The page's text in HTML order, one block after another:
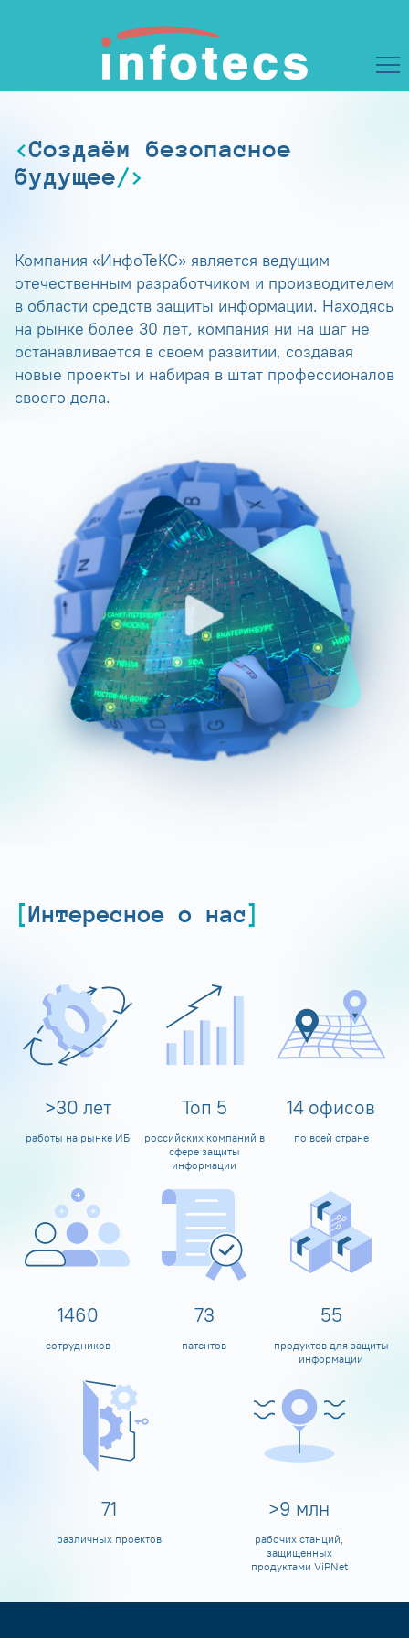
Создаём безопасное
будущее
Компания «ИнфоТеКС» является ведущим
отечественным разработчиком и производителем
в области средств защиты информации. Находясь
на рынке более 30 лет, компания ни на шаг не
останавливается в своем развитии, создавая
новые проекты и набирая в штат профессионалов
своего дела.
Интересное о нас
>30 лет
работы на рынке ИБ
Топ 5
российских компаний в
сфере защиты
информации
14 офисов
по всей стране
1599
сотрудников
80
патентов
60
продуктов для защиты
информации
80
различных проектов
>10 млн
рабочих станций,
защищенных
продуктами ViPNet